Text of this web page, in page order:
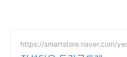
https://smartstore.naver.com/